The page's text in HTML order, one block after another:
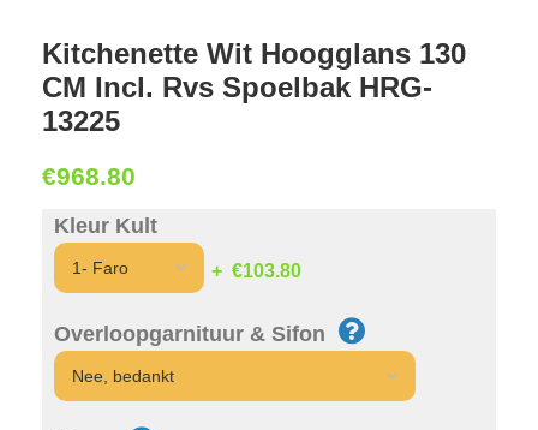
Kitchenette Wit Hoogglans 130
CM Incl. Rvs Spoelbak HRG-
13225
€968.80
Kleur Kult
€103.80
Overloopgarnituur & Sifon